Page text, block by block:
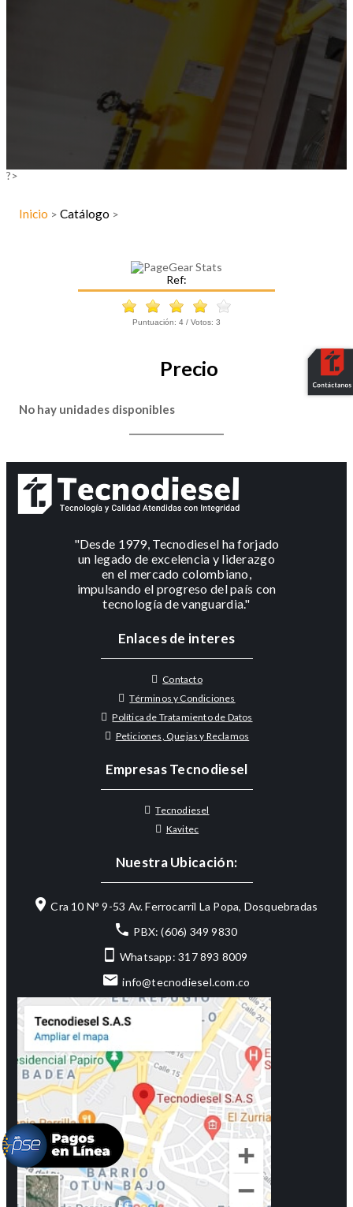
?>
Inicio > Catálogo >
Ref:
Puntuación: 4 / Votos: 3
Precio
No hay unidades disponibles
"Desde 1979, Tecnodiesel ha forjado
un legado de excelencia y liderazgo
en el mercado colombiano,
impulsando el progreso del país con
tecnología de vanguardia."
Enlaces de interes
Contacto
Términos y Condiciones
Política de Tratamiento de Datos
Peticiones, Quejas y Reclamos
Empresas Tecnodiesel
Tecnodiesel
Kavitec
Nuestra Ubicación:
Cra 10 N° 9-53 Av. Ferrocarril La Popa, Dosquebradas
PBX: (606) 349 9830
Whatsapp: 317 893 8009
info@tecnodiesel.com.co